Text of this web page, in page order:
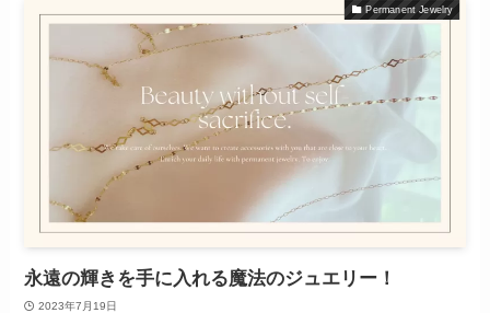
Permanent Jewelry
永遠の輝きを手に入れる魔法のジュエリー！
2023年7月19日